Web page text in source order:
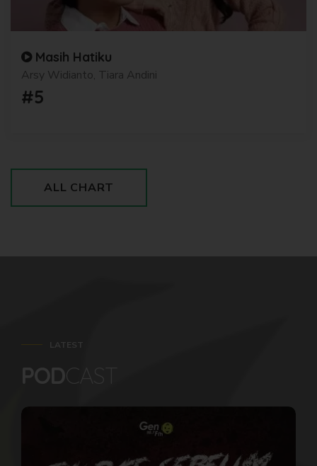
Masih Hatiku
Arsy Widianto, Tiara Andini
#5
ALL CHART
LATEST
PODCAST